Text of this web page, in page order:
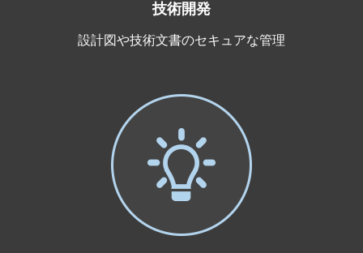
技術開発
設計図や技術文書のセキュアな管理